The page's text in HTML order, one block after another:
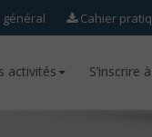
Cahier
activités S’inscrire
activités S’inscrire